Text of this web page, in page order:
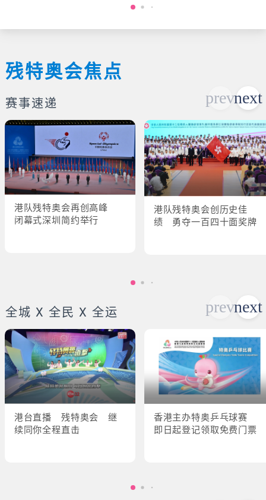
残特奥会焦点
赛事速递
港队残特奥会再创高峰
闭幕式深圳简约举行
港队残特奥会创历史佳
绩 勇夺一百四十面奖牌
全城 X 全民 X 全运
港台直播 残特奥会 继
续同你全程直击
香港主办特奥乒乓球赛
即日起登记领取免费门票